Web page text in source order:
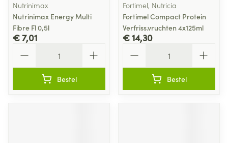
Nutrinimax
Nutrinimax Energy Multi
Fibre Fl 0,5l
€ 7,01
Bestel
Fortimel, Nutricia
Fortimel Compact Protein
Verfriss.vruchten 4x125ml
€ 14,30
Bestel